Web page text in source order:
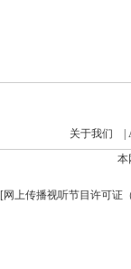
关于我们
本
[网上传播视听节目许可证（